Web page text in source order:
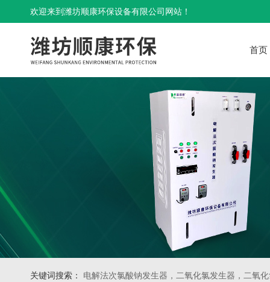
欢迎来到潍坊顺康环保设备有限公司网站！
首页
关键词搜索： 电解法次氯酸钠发生器，二氧化氯发生器，二氧化氯投加器，缓释消毒器